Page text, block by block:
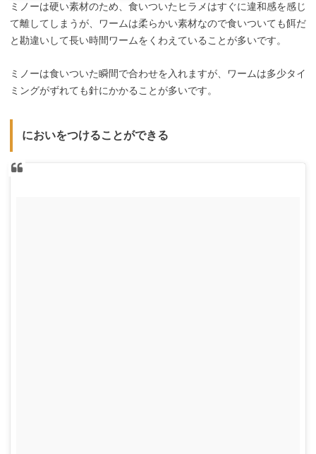
ミノーは硬い素材のため、食いついたヒラメはすぐに違和感を感じ
て離してしまうが、ワームは柔らかい素材なので食いついても餌だ
と勘違いして長い時間ワームをくわえていることが多いです。
ミノーは食いついた瞬間で合わせを入れますが、ワームは多少タイ
ミングがずれても針にかかることが多いです。
においをつけることができる